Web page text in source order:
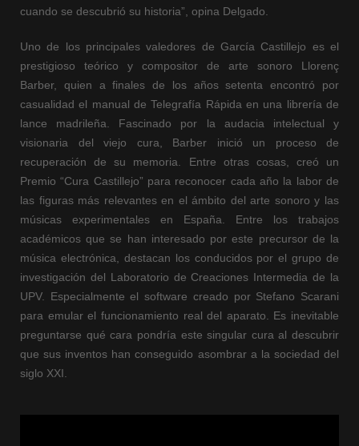
cuando se descubrió su historia”, opina Delgado.
Uno de los principales valedores de García Castillejo es el
prestigioso teórico y compositor de arte sonoro Llorenç
Barber, quien a finales de los años setenta encontró por
casualidad el manual de Telegrafía Rápida en una librería de
lance madrileña. Fascinado por la audacia intelectual y
visionaria del viejo cura, Barber inició un proceso de
recuperación de su memoria. Entre otras cosas, creó un
Premio “Cura Castillejo” para reconocer cada año la labor de
las figuras más relevantes en el ámbito del arte sonoro y las
músicas experimentales en España. Entre los trabajos
académicos que se han interesado por este precursor de la
música electrónica, destacan los conducidos por el grupo de
investigación del Laboratorio de Creaciones Intermedia de la
UPV. Especialmente el software creado por Stefano Scarani
para emular el funcionamiento real del aparato. Es inevitable
preguntarse qué cara pondría este singular cura al descubrir
que sus inventos han conseguido asombrar a la sociedad del
siglo XXI.